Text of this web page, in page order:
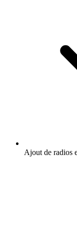
Ajout de radios